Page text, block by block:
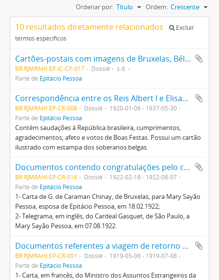
Ordenar por: Título Ordem: Crescente
10 resultados diretamente relacionados
Excluir
termos específicos
Cartões-postais com imagens de Bruxelas, Bélgica
BR RJMRAHI EP-IC-CP-017 Dossiê
s.d.
Parte de Epitácio Pessoa
Correspondência entre os Reis Albert I e Elisabeth da Bélgica e Epitácio Pessoa, sua esposa, Mary Sayão Pessoa, e sua filha, Laurita Pessoa Raja Gabaglia
BR RJMRAHI EP-CR-008 Dossiê
1920-01-06 - 1937-05-30
Parte de Epitácio Pessoa
Contém saudações à República brasileira, cumprimentos,
agradecimentos, afeto e votos de Boas Festas. Possui um cartão
ilustrado com estampa dos soberanos belgas.
Documentos contendo congratulações pelo casamento de Laurita Pessoa com Edgard de Barros Raja Gabaglia, realizado no dia 08.08.1922 no Palácio do Catete (RJ)
BR RJMRAHI EP-CR-016 Dossiê
1922-02-18 - 1922-08-07
Parte de Epitácio Pessoa
1- Carta de G. de Caraman Chinay, de Bruxelas, para Mary Sayão
Pessoa, esposa de Epitácio Pessoa, em 18.02.1922;
2- Telegrama, em inglês, do Cardeal Gasquet, de São Paulo, a
Mary Sayão Pessoa, em 07.08.1922.
Documentos referentes a viagem de retorno da Europa ao Brasil do então presidente eleito, Epitácio Pessoa, com passagens por países europeus e pelos Estados Unidos
BR RJMRAHI EP-CR-001 Dossiê
1919-05-06 - 1919-07-08
Parte de Epitácio Pessoa
1- Carta, em francês, do Ministro dos Assuntos Estrangeiros da